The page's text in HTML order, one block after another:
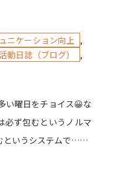
ニケーション向上 ,
活動日誌（ブログ）
,
い曜日をチョイス😀な
ず包むというノルマ
というシステムで……